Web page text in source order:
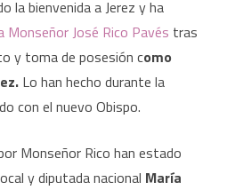
la bienvenida a Jerez y ha
Monseñor José Rico Pavés tras
y toma de posesión como
Lo han hecho durante la
con el nuevo Obispo.
Monseñor Rico han estado
y diputada nacional María